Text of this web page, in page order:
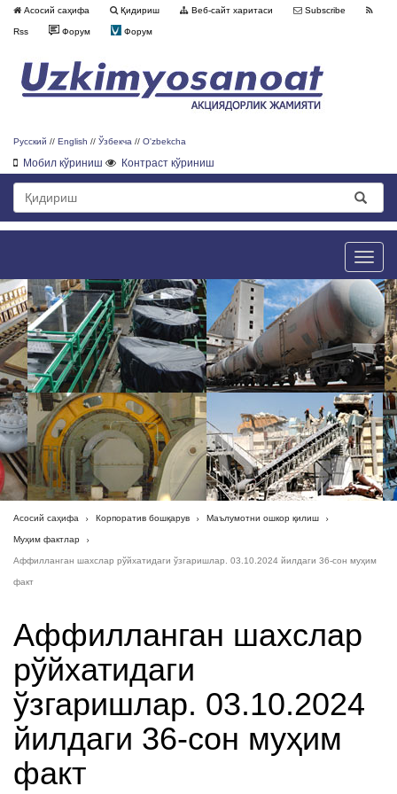
Асосий саҳифа Қидириш Веб-сайт харитаси Subscribe
Rss Форум Форум
Русский // English // Ўзбекча // O'zbekcha
Мобил кўриниш Контраст кўриниш
Toggle
Асосий саҳифа Корпоратив бошқарув Маълумотни ошкор қилиш
Муҳим фактлар
Аффилланган шахслар рўйхатидаги ўзгаришлар. 03.10.2024 йилдаги 36-сон муҳим
факт
Аффилланган шахслар
рўйхатидаги
ўзгаришлар. 03.10.2024
йилдаги 36-сон муҳим
факт